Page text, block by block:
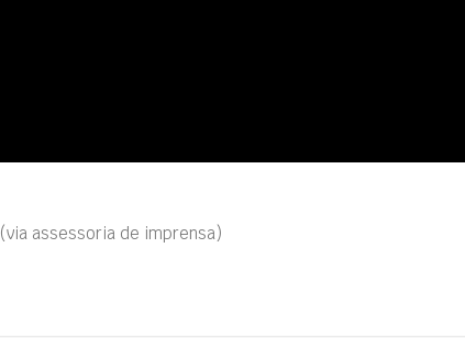
(via assessoria de imprensa)